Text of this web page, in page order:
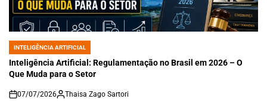
POSTED
IN
INTELIGÊNCIA ARTIFICIAL
Inteligência Artificial: Regulamentação no Brasil em 2026 – O
Que Muda para o Setor
on
07/07/2026 Thaisa Zago Sartori